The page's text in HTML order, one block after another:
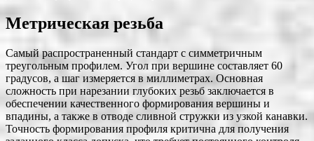
Метрическая резьба
Самый распространенный стандарт с симметричным
треугольным профилем. Угол при вершине составляет 60
градусов, а шаг измеряется в миллиметрах. Основная
сложность при нарезании глубоких резьб заключается в
обеспечении качественного формирования вершины и
впадины, а также в отводе сливной стружки из узкой канавки.
Точность формирования профиля критична для получения